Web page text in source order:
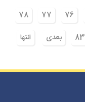
76
77
78
83 بعدی انتها